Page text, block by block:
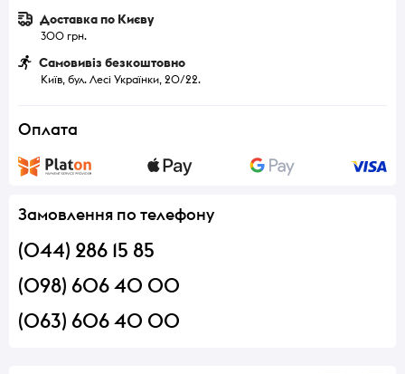
Доставка по Києву
300 грн.
Самовивіз безкоштовно
Київ, бул. Лесі Українки, 20/22.
Оплата
Замовлення по телефону
(044) 286 15 85
(098) 606 40 00
(063) 606 40 00